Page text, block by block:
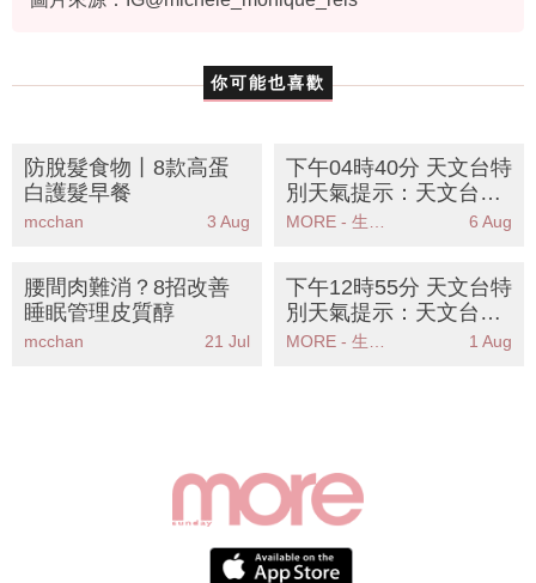
你可能也喜歡
防脫髮食物丨8款高蛋
白護髮早餐
mcchan 3 Aug
下午04時40分 天文台特
別天氣提示：天文台預
測週末酷熱天氣市民需
6 Aug
腰間肉難消？8招改善
睡眠管理皮質醇
mcchan 21 Jul
下午12時55分 天文台特
別天氣提示：天文台發
出特別天氣提示提醒市
1 Aug